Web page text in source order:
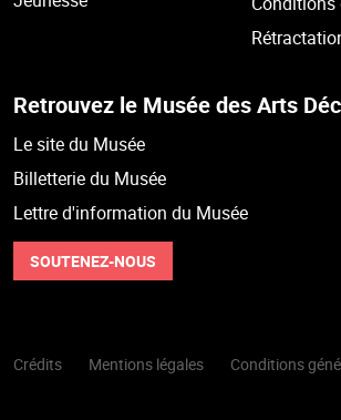
Retrouvez le Musée des Arts
Le site du Musée
Billetterie du Musée
Lettre d'information du Musée
SOUTENEZ-NOUS
Crédits Mentions légales Conditions